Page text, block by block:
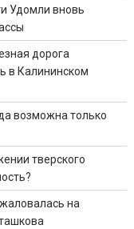
Удомли вновь
дорога
в Калининском
возможна только
тверского
на